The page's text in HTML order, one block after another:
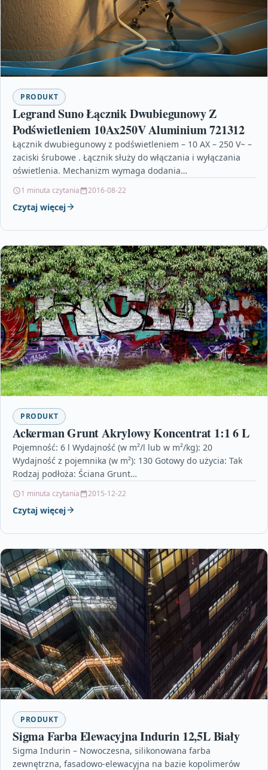
PRODUKT
Legrand Suno Łącznik Dwubiegunowy Z
Podświetleniem 10Ax250V Aluminium 721312
Łącznik dwubiegunowy z podświetleniem – 10 AX – 250 V~ –
zaciski śrubowe . Łącznik służy do włączania i wyłączania
oświetlenia. Mechanizm wymaga dodania…
1 minuta czytania 2016-08-22
Czytaj więcej
PRODUKT
Ackerman Grunt Akrylowy Koncentrat 1:1 6 L
Pojemność: 6 l Wydajność (w m²/l lub w m²/kg): 20
Wydajność z pojemnika (w m²): 130 Gotowy do użycia: Tak
Rodzaj podłoża: Ściana Grunt…
1 minuta czytania 2015-12-22
Czytaj więcej
PRODUKT
Sigma Farba Elewacyjna Indurin 12,5L Biały
Sigma Indurin – Nowoczesna, silikonowana farba
zewnętrzna, fasadowo-elewacyjna na bazie kopolimerów